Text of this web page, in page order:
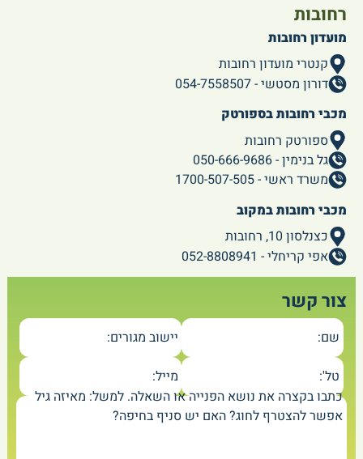
רחובות
מועדון רחובות
קנטרי מועדון רחובות
דורון מסטשי - 054-7558507
מכבי רחובות בספורטק
ספורטק רחובות
גל בנימין - 050-666-9686
משרד ראשי - 1700-507-505
מכבי רחובות במקוב
כצנלסון 10, רחובות
אפי קריחלי - 052-8808941
צור קשר
שם:
יישוב מגורים:
טל':
מייל:
כתבו בקצרה את נושא הפנייה או השאלה. למשל: מאיזה גיל
אפשר להצטרף לחוג? האם יש סניף בחיפה?